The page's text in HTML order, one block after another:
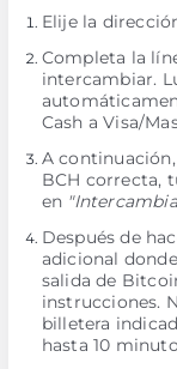
Elije la
Completa la
intercambiar.
Cash a Visa/
A
BCH correcta,
en
Después de
adicional
salida de
instrucciones.
billetera
hasta 10